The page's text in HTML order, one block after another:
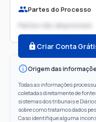
Partes do Processo
Partes não disponíveis
Criar Conta
Origem das
Todas as informações
coletadas diretamente de
sistemas dos tribunais e
sobre como tratamos dados
Caso identifique alguma